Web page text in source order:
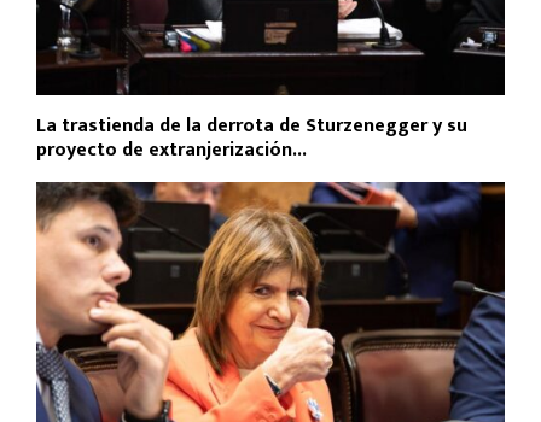
La trastienda de la derrota de Sturzenegger y su
proyecto de extranjerización...